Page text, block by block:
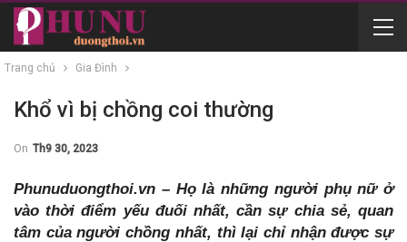
Trang chủ Gia Đình
Khổ vì bị chồng coi thường
On Th9 30, 2023
Phunuduongthoi.vn – Họ là những người phụ nữ ở
vào thời điểm yếu đuối nhất, cần sự chia sẻ, quan
tâm của người chồng nhất, thì lại chỉ nhận được sự